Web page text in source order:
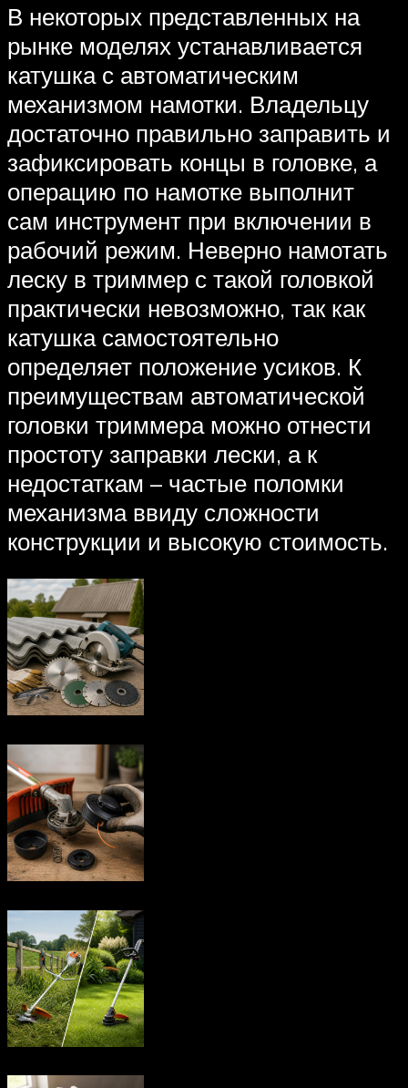
В некоторых представленных на
рынке моделях устанавливается
катушка с автоматическим
механизмом намотки. Владельцу
достаточно правильно заправить и
зафиксировать концы в головке, а
операцию по намотке выполнит
сам инструмент при включении в
рабочий режим. Неверно намотать
леску в триммер с такой головкой
практически невозможно, так как
катушка самостоятельно
определяет положение усиков. К
преимуществам автоматической
головки триммера можно отнести
простоту заправки лески, а к
недостаткам – частые поломки
механизма ввиду сложности
конструкции и высокую стоимость.